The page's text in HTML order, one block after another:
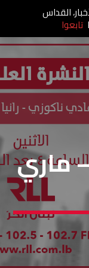
ماري
القداس
تابعوا